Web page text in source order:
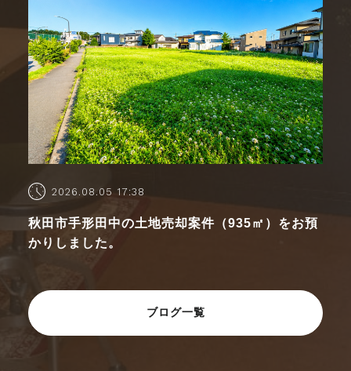
2026.08.05 17:38
秋田市手形田中の土地売却案件（935㎡）をお預
かりしました。
ブログ一覧